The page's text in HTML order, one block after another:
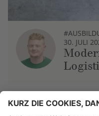
30. JULI